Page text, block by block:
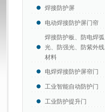
焊接防护屏
电动焊接防护屏门帘
焊接防护板、防电焊弧
光、防强光、防紫外线
材料
电焊焊接防护屏帘门
工业智能自动防护门
工业防护提升门